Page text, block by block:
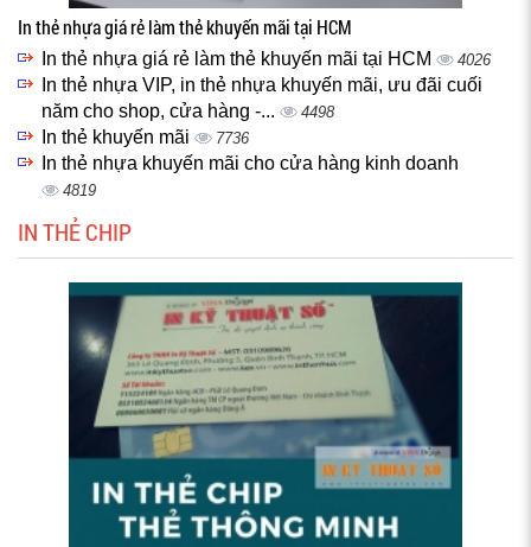
In thẻ nhựa giá rẻ làm thẻ khuyến mãi tại HCM
In thẻ nhựa giá rẻ làm thẻ khuyến mãi tại HCM 4026
In thẻ nhựa VIP, in thẻ nhựa khuyến mãi, ưu đãi cuối
năm cho shop, cửa hàng -...
4498
In thẻ khuyến mãi 7736
In thẻ nhựa khuyến mãi cho cửa hàng kinh doanh
4819
IN THẺ CHIP